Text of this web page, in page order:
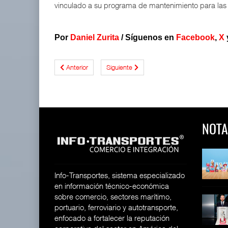
vinculado a su programa de mantenimiento para las
Por Daniel Zurita /Síguenos en Facebook, X
Anterior Siguiente
Info-Transportes, sistema especializado
en información técnico-económica
sobre comercio, sectores marítimo,
portuario, ferroviario y autotransporte,
enfocado a fortalecer la reputación
Lala Yomi® y Toy Story
Industria tequilera presenta
l
28 JUL 2026
Toyota GR Yaris Aero
MG GO! y MG Cyber
Concept: Los
21 JUL 2026